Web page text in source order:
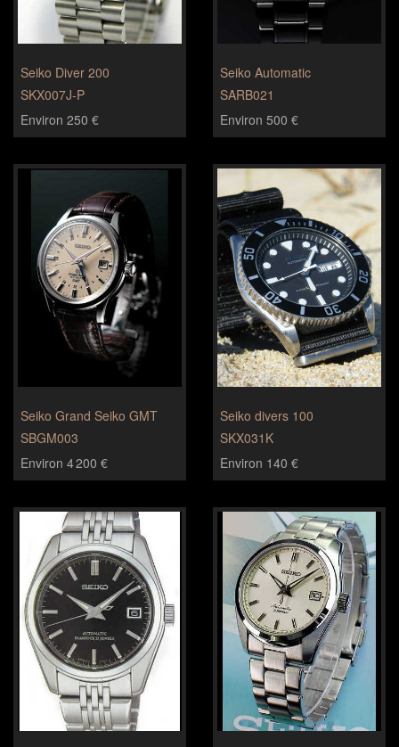
Seiko Diver 200
SKX007J-P
Environ 250 €
Seiko Automatic
SARB021
Environ 500 €
Seiko Grand Seiko GMT
SBGM003
Environ 4 200 €
Seiko divers 100
SKX031K
Environ 140 €